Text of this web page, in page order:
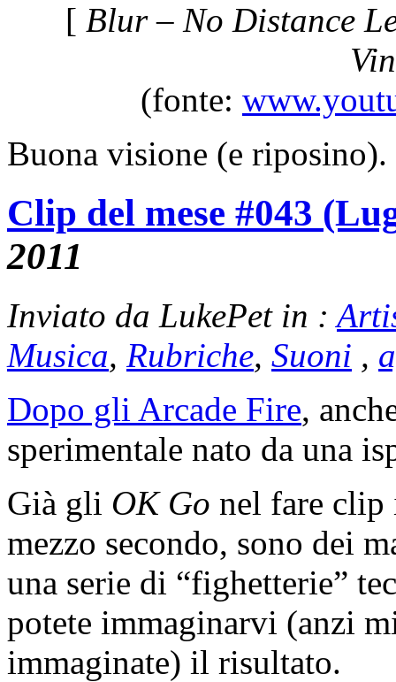
[ Blur – No Distance
(fonte:
Buona visione (e riposino).
Clip del mese #043
2011
Inviato da LukePet in :
Musica, Rubriche, Suoni ,
Dopo gli Arcade Fire,
sperimentale nato da una
Già gli OK Go nel fare clip
mezzo secondo, sono dei
una serie di “fighetterie”
potete immaginarvi (anzi
immaginate) il risultato.